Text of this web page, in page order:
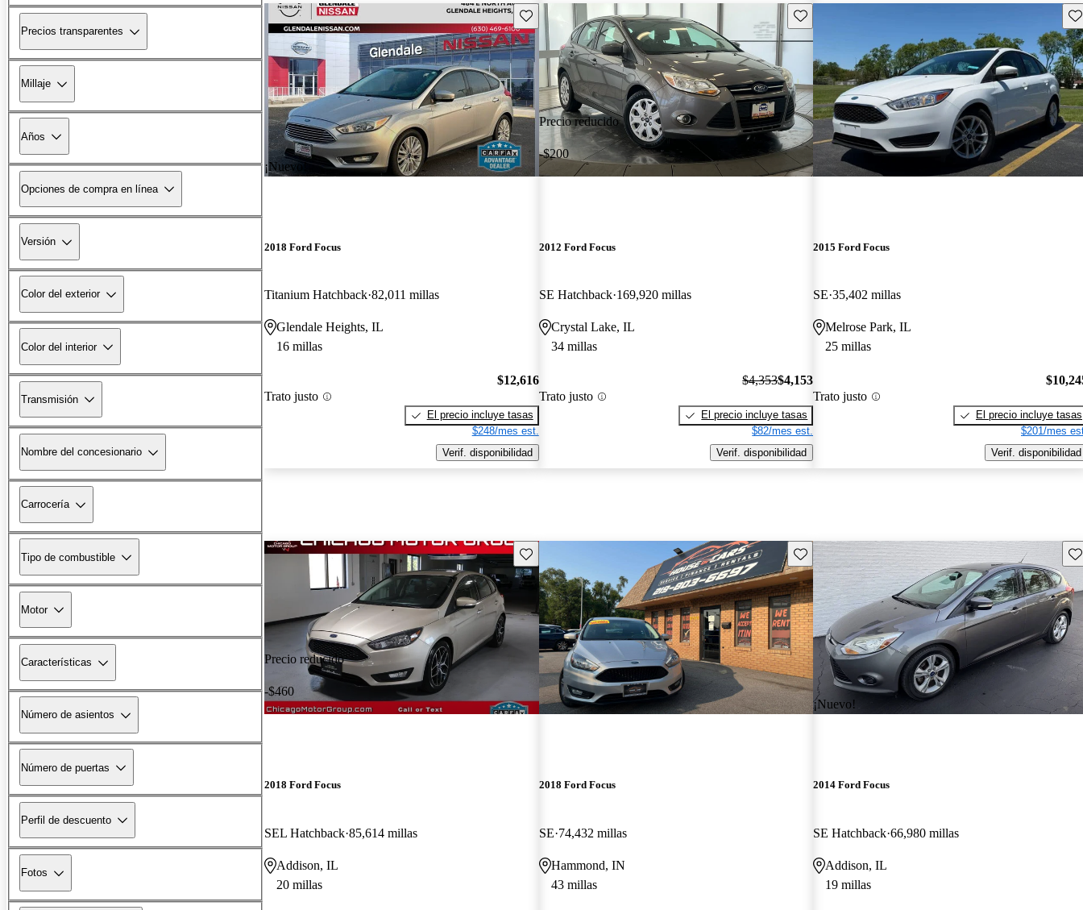
Precios transparentes
Millaje
Años
Opciones de compra en línea
Versión
Color del exterior
Color del interior
Transmisión
Nombre del concesionario
Carrocería
Tipo de combustible
Motor
Características
Número de asientos
Número de puertas
Perfil de descuento
Fotos
¡Nuevo!
Guarda este Aviso
2018 Ford Focus
Titanium Hatchback 82,011 millas
Glendale Heights, IL
16 millas
Trato justo
$12,616
El precio incluye tasas
$248/mes est.
Verif. disponibilidad
Precio reducido
-$200
Guarda este Aviso
2012 Ford Focus
SE Hatchback 169,920 millas
Crystal Lake, IL
34 millas
Trato justo
$4,353$4,153
El precio incluye tasas
$82/mes est.
Verif. disponibilidad
2015 Ford Focus
SE 35,402 millas
Melrose Park, IL
25 millas
Trato justo
El precio incluye tasas
$201/mes
Verif. disponibilidad
Precio reducido
-$460
Guarda este Aviso
2018 Ford Focus
SEL Hatchback 85,614 millas
Addison, IL
20 millas
Guarda este Aviso
2018 Ford Focus
SE 74,432 millas
Hammond, IN
43 millas
¡Nuevo!
2014 Ford Focus
SE Hatchback 66,980 millas
Addison, IL
19 millas